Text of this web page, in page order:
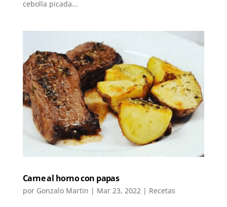
cebolla picada...
Carne al horno con papas
por Gonzalo Martin | Mar 23, 2022 | Recetas